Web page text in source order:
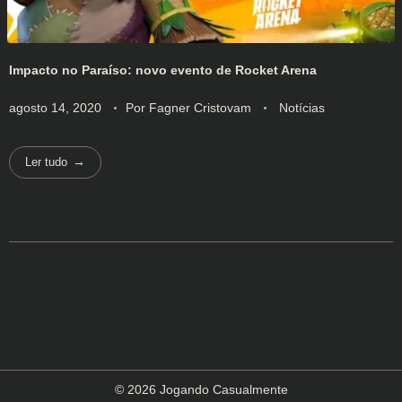
Impacto no Paraíso: novo evento de Rocket Arena
agosto 14, 2020 Por Fagner Cristovam Notícias
Ler tudo
© 2026 Jogando Casualmente